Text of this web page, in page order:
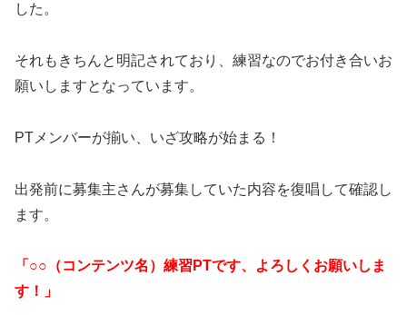
した。
それもきちんと明記されており、練習なのでお付き合いお
願いしますとなっています。
PTメンバーが揃い、いざ攻略が始まる！
出発前に募集主さんが募集していた内容を復唱して確認し
ます。
「○○（コンテンツ名）練習PTです、よろしくお願いしま
す！」